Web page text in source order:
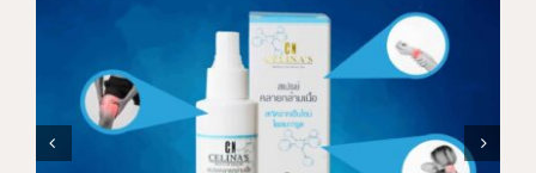
การสั่งซื้อสินค้า
คำถามที่พบบ่อย